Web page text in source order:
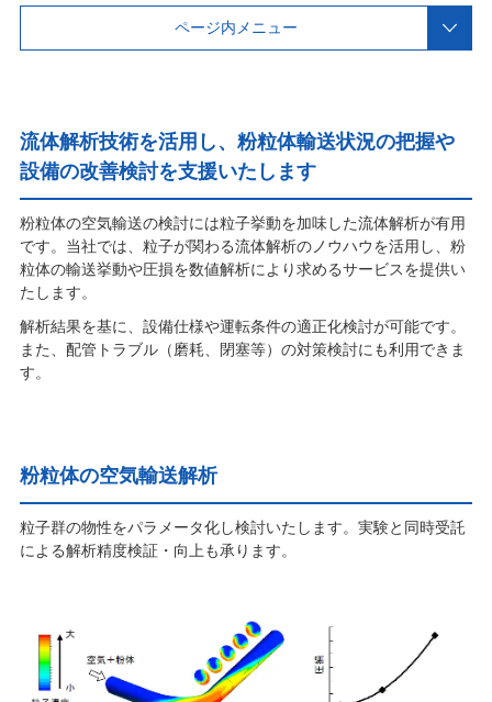
ページ内メニュー
流体解析技術を活用し、粉粒体輸送状況の把握や
設備の改善検討を支援いたします
粉粒体の空気輸送の検討には粒子挙動を加味した流体解析が有用
です。当社では、粒子が関わる流体解析のノウハウを活用し、粉
粒体の輸送挙動や圧損を数値解析により求めるサービスを提供い
たします。
解析結果を基に、設備仕様や運転条件の適正化検討が可能です。
また、配管トラブル（磨耗、閉塞等）の対策検討にも利用できま
す。
粉粒体の空気輸送解析
粒子群の物性をパラメータ化し検討いたします。実験と同時受託
による解析精度検証・向上も承ります。